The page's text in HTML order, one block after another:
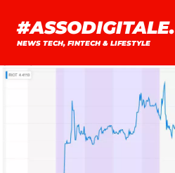
contenuto
#ASSODIGITALE.
NEWS TECH, FINTECH & LIFESTYLE